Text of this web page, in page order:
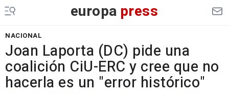
europa press
NACIONAL
Joan Laporta (DC) pide una
coalición CiU-ERC y cree que no
hacerla es un "error histórico"